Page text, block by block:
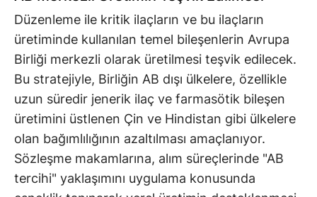
Düzenleme ile kritik ilaçların ve bu ilaçların
üretiminde kullanılan temel bileşenlerin Avrupa
Birliği merkezli olarak üretilmesi teşvik edilecek.
Bu stratejiyle, Birliğin AB dışı ülkelere, özellikle
uzun süredir jenerik ilaç ve farmasötik bileşen
üretimini üstlenen Çin ve Hindistan gibi ülkelere
olan bağımlılığının azaltılması amaçlanıyor.
Sözleşme makamlarına, alım süreçlerinde "AB
tercihi" yaklaşımını uygulama konusunda